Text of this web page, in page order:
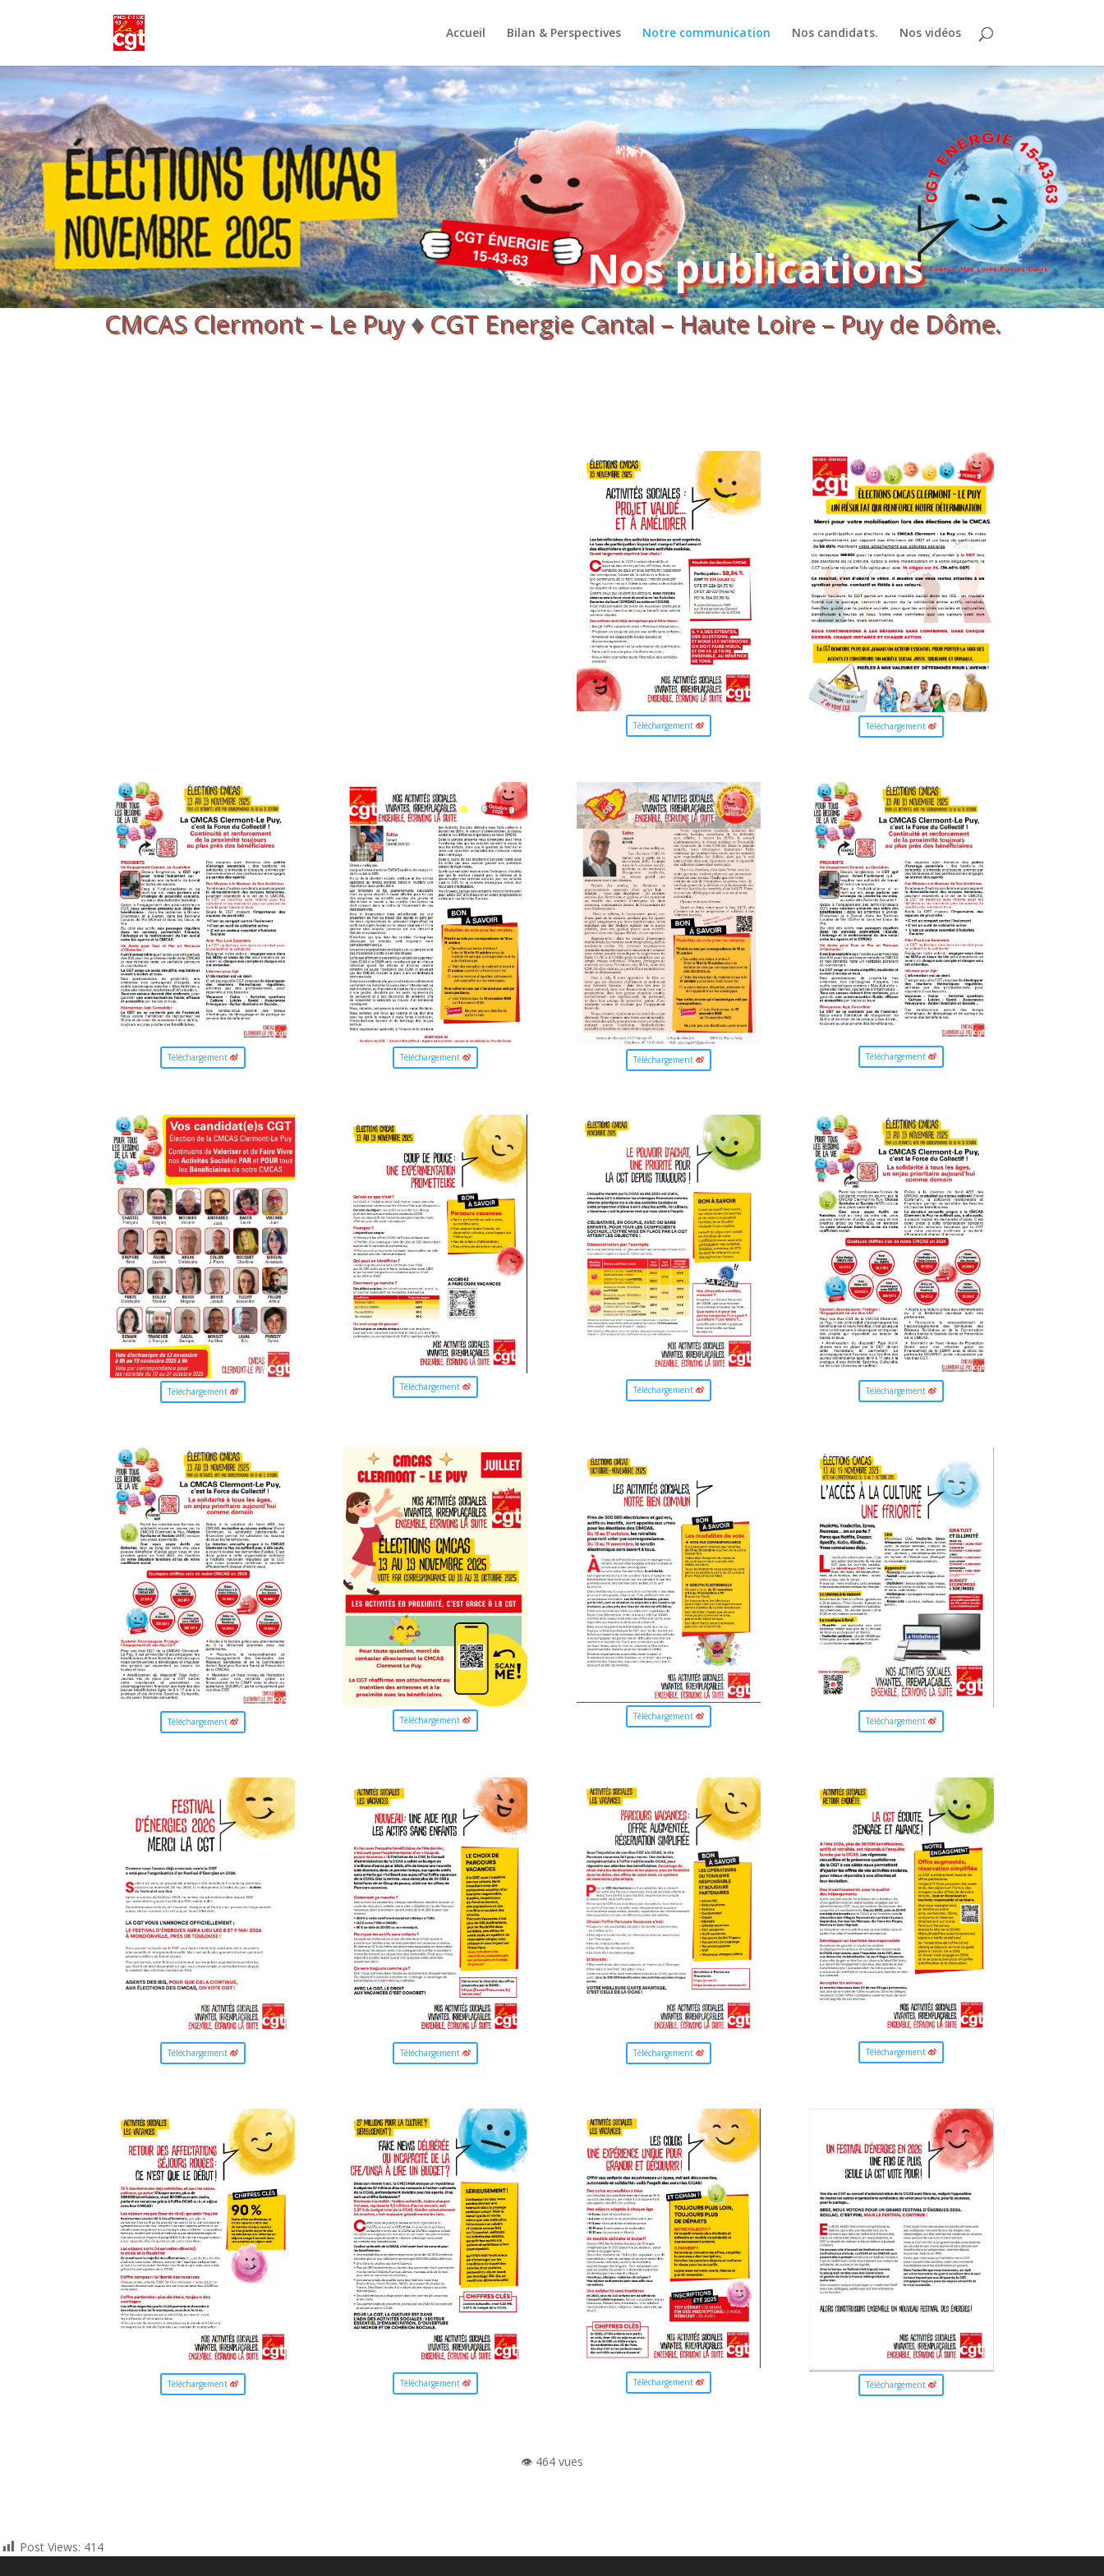
Accueil Bilan & Perspectives Notre communication Nos candidats. Nos vidéos
Nos publications
CMCAS Clermont – Le Puy ♦ CGT Energie Cantal – Haute Loire – Puy de Dôme.
Téléchargement Téléchargement
Téléchargement Téléchargement Téléchargement Téléchargement
Téléchargement Téléchargement Téléchargement Téléchargement
Téléchargement Téléchargement Téléchargement Téléchargement
Téléchargement Téléchargement Téléchargement Téléchargement
Téléchargement Téléchargement Téléchargement Téléchargement
👁️ 464 vues
Post Views: 414